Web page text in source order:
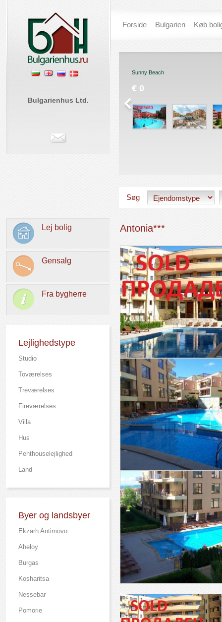
Bulgarienhus Ltd.
Forside Bulgarien Køb
Sunny Beach
Søg
Lej bolig
Gensalg
Fra bygherre
Lejlighedstype
Studio
Toværelses
Treværelses
Fireværelses
Villa
Hus
Рenthouselejlighed
Land
Byer og landsbyer
Ekzarh Antimovo
Aheloy
Burgas
Kosharitsa
Nessebar
Pomorie
Antonia***